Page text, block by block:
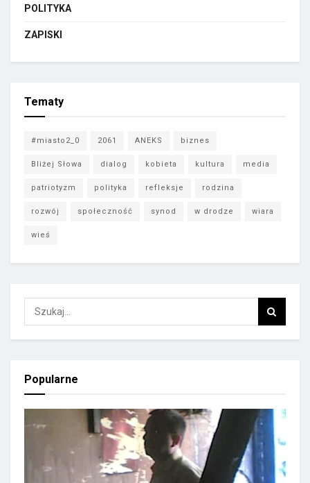
POLITYKA
ZAPISKI
Tematy
#miasto2_0 2061 ANEKS biznes
Bliżej Słowa dialog kobieta kultura media
patriotyzm polityka refleksje rodzina
rozwój społeczność synod w drodze wiara
wieś
Popularne